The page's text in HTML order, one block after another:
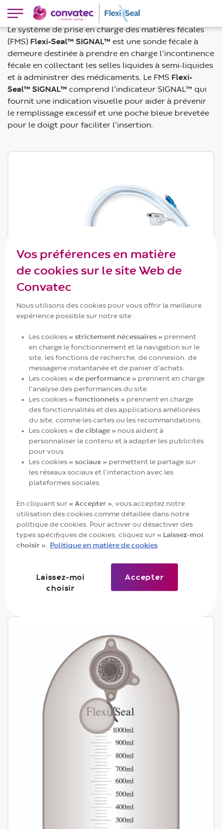
Flexi-Seal™ Signal™ FMS
Le système de prise en charge des matières fécales
(FMS) Flexi-Seal™ SIGNAL™ est une sonde fécale à
demeure destinée à prendre en charge l’incontinence
fécale en collectant les selles liquides à semi-liquides
et à administrer des médicaments. Le FMS Flexi-
Seal™ SIGNAL™ comprend l’indicateur SIGNAL™ qui
fournit une indication visuelle pour aider à prévenir
le remplissage excessif et une poche bleue brevetée
pour le doigt pour faciliter l’insertion.
Entérocollecteur fécal à ballonnet Flexi-Seal™
Signal™
REF*
Taille de la boite
Description
Kit Flexi-Seal™ Signal™ FMS et 3 poches
Vos préférences en matière
de cookies sur le site Web de
Convatec
Nous utilisons des cookies pour vous offrir la meilleure
expérience possible sur notre site :
Les cookies « strictement nécessaires » prennent
en charge le fonctionnement et la navigation sur le
site, les fonctions de recherche, de connexion, de
messagerie instantanée et de panier d’achats.
Les cookies « de performance » prennent en charge
l’analyse des performances du site.
Les cookies « fonctionnels » prennent en charge
des fonctionnalités et des applications améliorées
du site, comme les cartes ou les recommandations.
Les cookies « de ciblage » nous aident à
personnaliser le contenu et à adapter les publicités
pour vous.
Les cookies « sociaux » permettent le partage sur
les réseaux sociaux et l’interaction avec les
plateformes sociales.
En cliquant sur « Accepter » , vous acceptez notre
utilisation des cookies comme détaillée dans notre
politique de cookies. Pour activer ou désactiver des
types spécifiques de cookies, cliquez sur « Laissez-moi
choisir »
Politique en matière de cookies
Accepter
Laissez-moi
choisir